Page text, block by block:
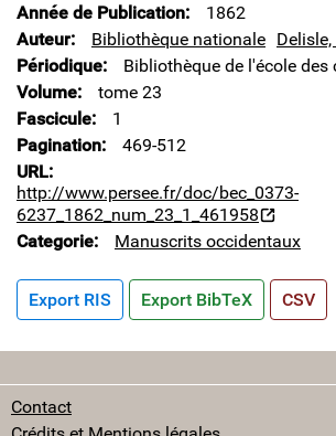
Année de Publication
1862
Auteur
Bibliothèque nationale
Périodique
Bibliothèque de l'école des
Volume
tome 23
Fascicule
1
Pagination
469-512
URL
http://www.persee.fr/doc/bec_0373-
6237_1862_num_23_1_461958
Categorie
Manuscrits occidentaux
Export RIS Export BibTeX CSV
Contact